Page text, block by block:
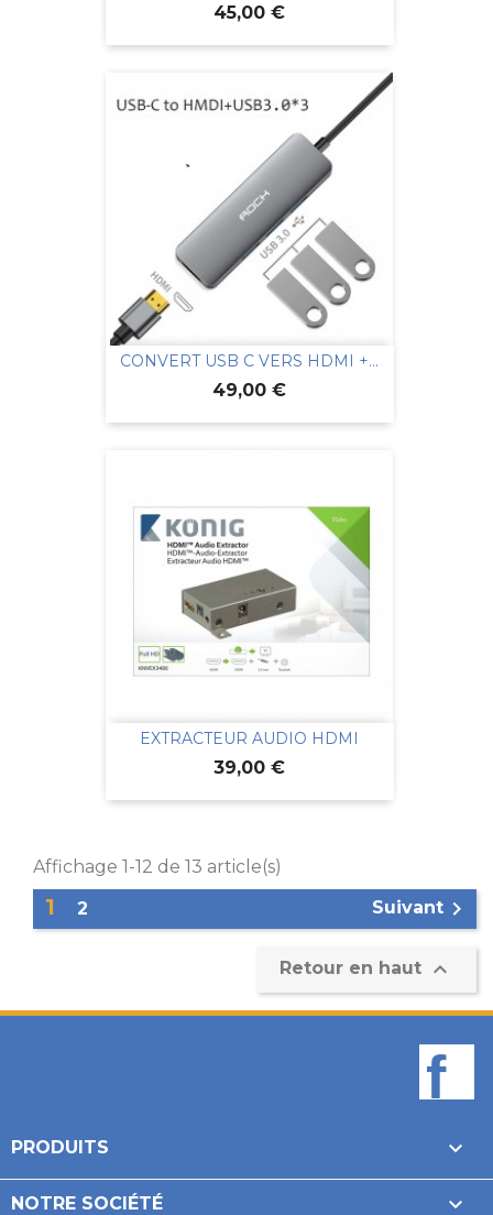
Prix
45,00 €
CONVERT USB C VERS HDMI +...
Prix
49,00 €
EXTRACTEUR AUDIO HDMI
Prix
39,00 €
Affichage 1-12 de 13 article(s)
1 2 Suivant 
Retour en haut 
PRODUITS 
NOTRE SOCIÉTÉ 